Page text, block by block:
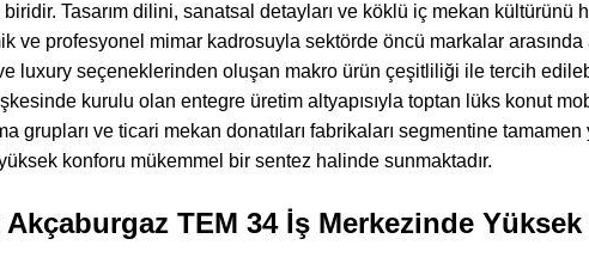
Tasarım dilini, sanatsal detayları ve köklü iç mekan
ve profesyonel mimar kadrosuyla sektörde öncü markalar arasında
luxury seçeneklerinden oluşan makro ürün çeşitliliği ile tercih
kurulu olan entegre üretim altyapısıyla toptan lüks konut
grupları ve ticari mekan donatıları fabrikaları segmentine
konforu mükemmel bir sentez halinde sunmaktadır.
TEM 34 İş Merkezinde